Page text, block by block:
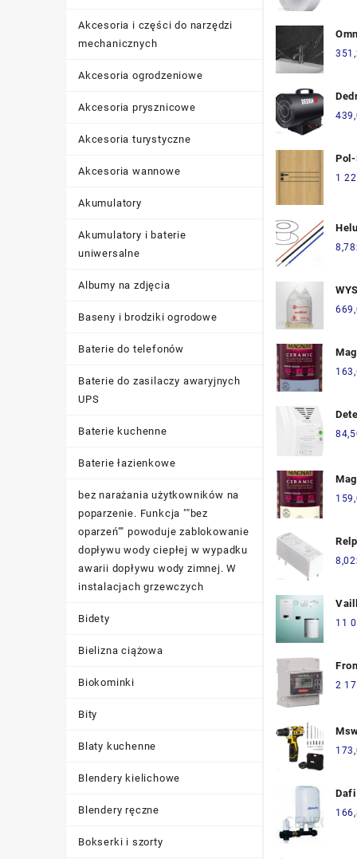
Akcesoria i części do narzędzi
mechanicznych
Akcesoria ogrodzeniowe
Akcesoria prysznicowe
Akcesoria turystyczne
Akcesoria wannowe
Akumulatory
Akumulatory i baterie
uniwersalne
Albumy na zdjęcia
Baseny i brodziki ogrodowe
Baterie do telefonów
Baterie do zasilaczy awaryjnych
UPS
Baterie kuchenne
Baterie łazienkowe
bez narażania użytkowników na
poparzenie. Funkcja ""bez
oparzeń"" powoduje zablokowanie
dopływu wody ciepłej w wypadku
awarii dopływu wody zimnej. W
instalacjach grzewczych
Bidety
Bielizna ciążowa
Biokominki
Bity
Blaty kuchenne
Blendery kielichowe
Blendery ręczne
Bokserki i szorty
Lux
1
8,78
8,02
5 +
11
2